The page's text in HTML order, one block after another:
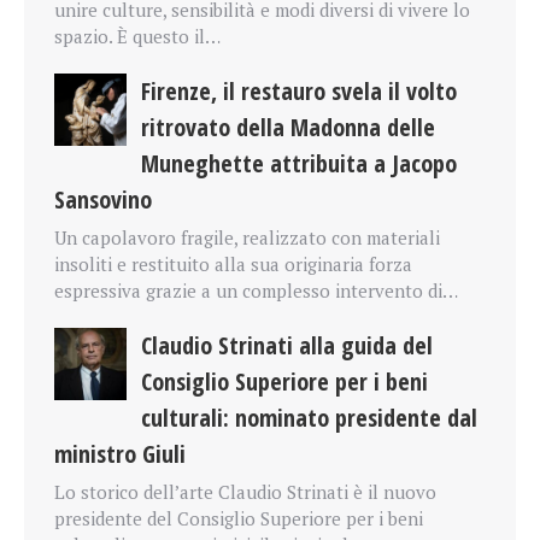
unire culture, sensibilità e modi diversi di vivere lo
spazio. È questo il…
Firenze, il restauro svela il volto
ritrovato della Madonna delle
Muneghette attribuita a Jacopo
Sansovino
Un capolavoro fragile, realizzato con materiali
insoliti e restituito alla sua originaria forza
espressiva grazie a un complesso intervento di…
Claudio Strinati alla guida del
Consiglio Superiore per i beni
culturali: nominato presidente dal
ministro Giuli
Lo storico dell’arte Claudio Strinati è il nuovo
presidente del Consiglio Superiore per i beni